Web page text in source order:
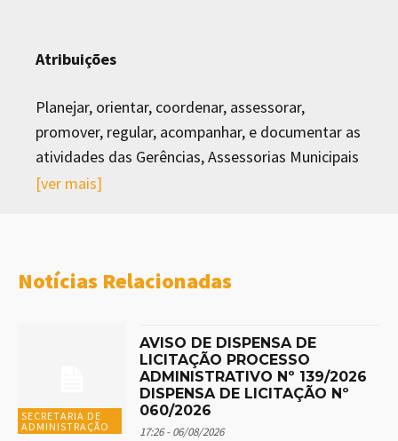
(67) 9 9676-1043 – Finanças
Atribuições
Planejar, orientar, coordenar, assessorar,
promover, regular, acompanhar, e documentar as
atividades das Gerências, Assessorias Municipais
e demais órgãos da administração pública
licitações e contratos e prestação de contas, da
[ver mais]
Notícias Relacionadas
SECRETARIA DE
ADMINISTRAÇÃO
AVISO DE DISPENSA DE
LICITAÇÃO PROCESSO
ADMINISTRATIVO Nº 139/2026
DISPENSA DE LICITAÇÃO Nº
060/2026
17:26 - 06/08/2026